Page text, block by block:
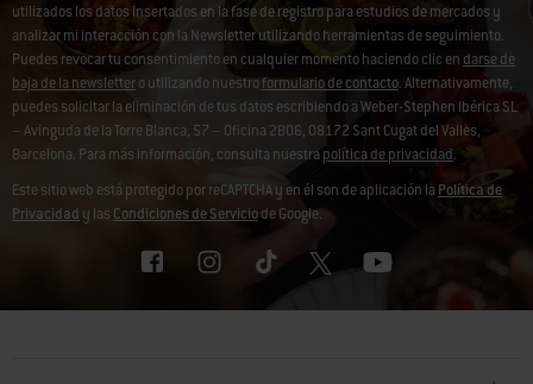
utilizados los datos insertados en la fase de registro para estudios de mercados y
analizar mi interacción con la Newsletter utilizando herramientas de seguimiento.
Puedes revocar tu consentimiento en cualquier momento haciendo clic en darse de
baja de la newslettero utilizando nuestroformulario de contacto. Alternativamente,
puedes solicitar la eliminación de tus datos escribiendo a Weber-Stephen Ibérica SL
– Avinguda de la Torre Blanca, 57 – Oficina 2B06, 08172 Sant Cugat del Vallès,
Barcelona. Para más información, consulta nuestra política de privacidad.
Este sitio web está protegido por reCAPTCHA y en él son de aplicación laPolítica de
Privacidad y las Condiciones de Serviciode Google.